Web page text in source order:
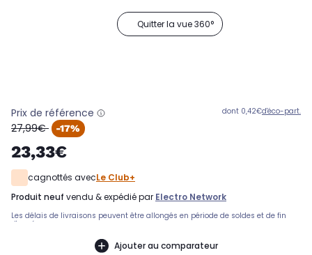
Quitter la vue 360°
Prix de référence
oldPrice
27,99€ -17%
23,33€
dont 0,42€d'éco-part.
cagnottés avecLe Club+
produit neuf vendu & expédié par Electro Network
Les délais de livraisons peuvent être allongés en période de soldes et de fin
d'année.
Ajouter au comparateur